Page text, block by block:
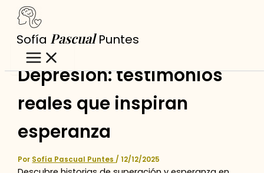
contenido
Sofía PascualPuntes
Depresión: testimonios
reales que inspiran
esperanza
Por Sofía Pascual Puntes /12/12/2025